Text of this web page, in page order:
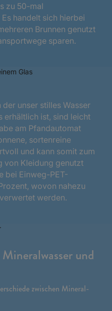
zu 50-mal
handelt sich hierbei
Brunnen genutzt
sparen.
unser stilles Wasser
erhältlich ist, sind leicht
am Pfandautomat
sortenreine
und kann somit zum
von Kleidung genutzt
bei Einweg-PET-
wovon nahezu
werden.
und
zwischen Mineral-